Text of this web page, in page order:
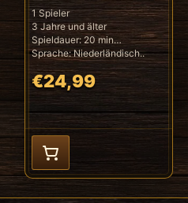
1 Spieler
3 Jahre und älter
Spieldauer: 20 min
Sprache: Niederländisch..
€24,99